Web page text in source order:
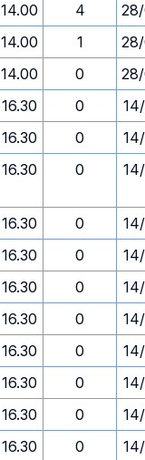
14.00 4
14.00 1
14.00 0
16.30 0
16.30 0
16.30 0
16.30 0
16.30 0
16.30 0
16.30 0
16.30 0
16.30 0
16.30 0
16.30 0